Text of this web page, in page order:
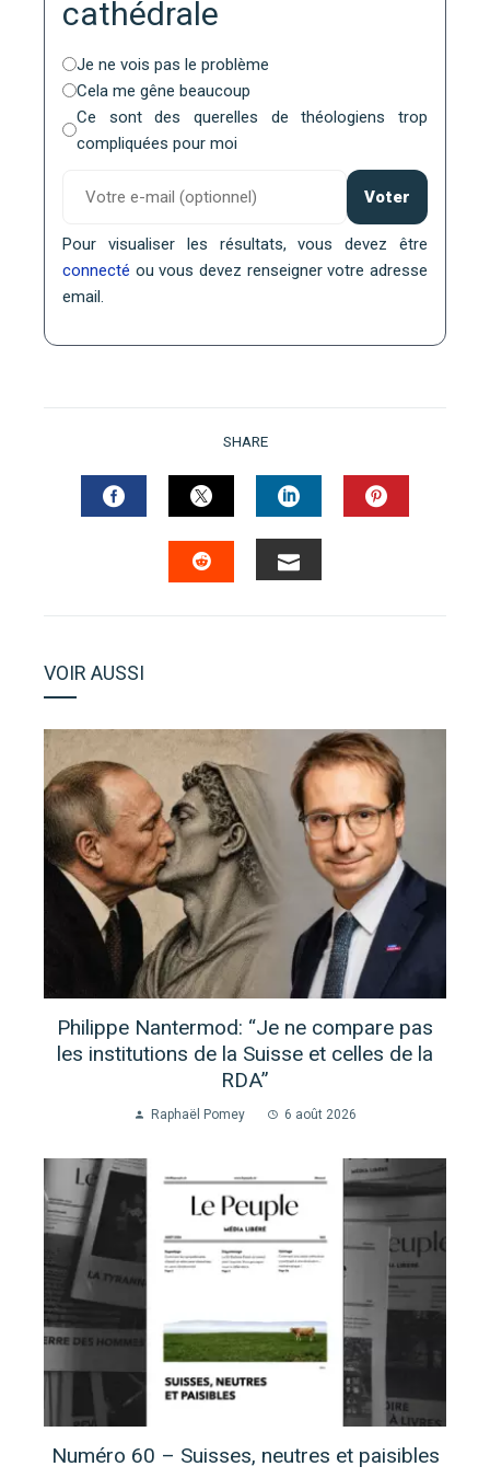
cathédrale
Je ne vois pas le problème
Cela me gêne beaucoup
Ce sont des querelles de théologiens trop
compliquées pour moi
Voter
Pour visualiser les résultats, vous devez être
connecté ou vous devez renseigner votre adresse
email.
SHARE
FACEBOOKTWITTERLINKEDIN
VOIR AUSSI
Philippe Nantermod: “Je ne compare pas
les institutions de la Suisse et celles de la
RDA”
Raphaël Pomey 6 août 2026
Numéro 60 – Suisses, neutres et paisibles